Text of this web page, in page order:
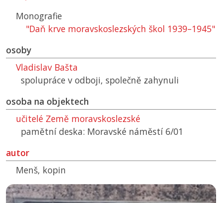
Monografie
"Daň krve moravskoslezských škol 1939–1945"
osoby
Vladislav Bašta
spolupráce v odboji, společně zahynuli
osoba na objektech
učitelé Země moravskoslezské
pamětní deska: Moravské náměstí 6/01
autor
Menš, kopin